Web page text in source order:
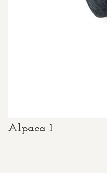
Alpaca 1